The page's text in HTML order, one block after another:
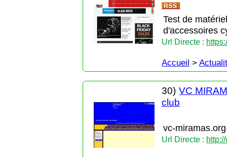
Test de
d'accessoires
Url Directe :
Accueil >
30) VC
club
vc-miramas.org
Url Directe :